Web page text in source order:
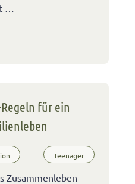
…
für ein
Teenager
Zusammenleben